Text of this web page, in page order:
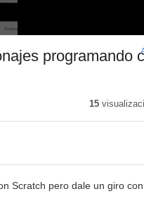
programando
15
Scratch pero dale un giro